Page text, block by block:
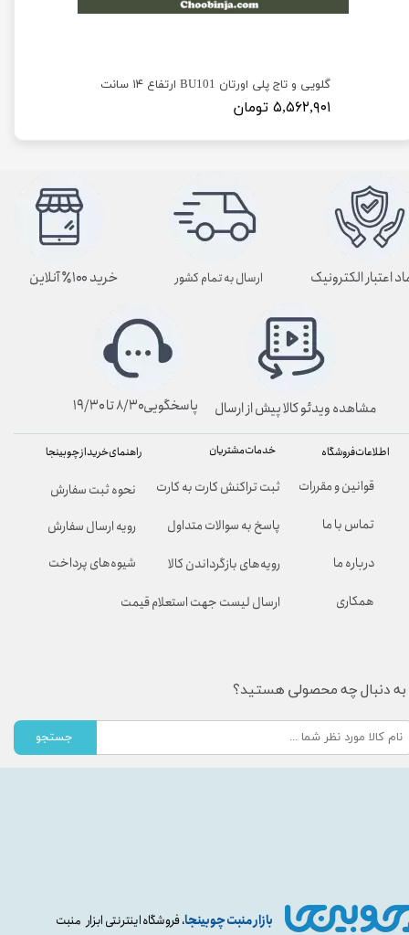
گلویی و تاج پلی اورتان BU101 ارتفاع ۱۴ سانت
۵,۵۶۲,۹۰۱ تومان
بازار منبت چوبینجا، فروشگاه اینترنتی ابزار منبت
راهنمای خرید از چوبینجا
نحوه ثبت سفارش
رویه ارسال سفارش
شیوه‌های پرداخت
خدمات مشتریان
ثبت تراکنش کارت به کارت
پاسخ به سوالات متداول
رویه‌های بازگرداندن کالا
ارسال لیست جهت استعلام قیمت
اطلاعات فروشگاه
قوانین و مقررات
تماس با ما
درباره ما
همکاری
به دنبال چه محصولی هستید؟
جستجو
ارسال به تمام کشور
پاسخگویی۸/۳۰ تا ۱۹/۳۰
اعتبار الکترونیک خرید ۱۰۰٪ آنلاین
مشاهده ویدئو کالا پیش از ارسال